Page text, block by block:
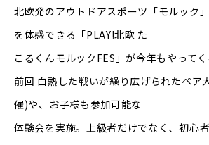
北欧発のアウトドアスポーツ「モルック
を体感できる「PLAY!北欧 た
こるくんモルックFES」が今年もやってく
前回 白熱した戦いが繰り広げられたペア
催)や、お子様も参加可能な
体験会を実施。上級者だけでなく、初心